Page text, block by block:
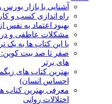
آشنایی با بازار
راه اندازی کسب و کار
بهبود اعتماد به نفس
مشکلات عاطفی و
با این کتاب ها به یک
صفر تا صد بیت
های برتر
بهترین کتاب های
احساس انسان)
معرفی بهترین کتاب
اختلالات روانی